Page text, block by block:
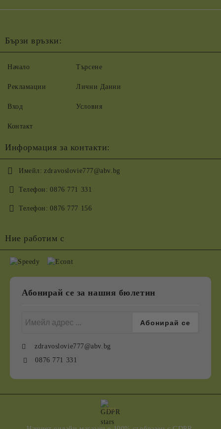
Бързи връзки:
Начало
Рекламации
Вход
Контакт
Търсене
Лични Данни
Условия
Информация за контакти:
Имейл: zdravoslovie777@abv.bg
Телефон: 0876 771 331
Телефон: 0876 777 156
Ние работим с
Абонирай се за нашия бюлетин
zdravoslovie777@abv.bg
0876 771 331
GDPR